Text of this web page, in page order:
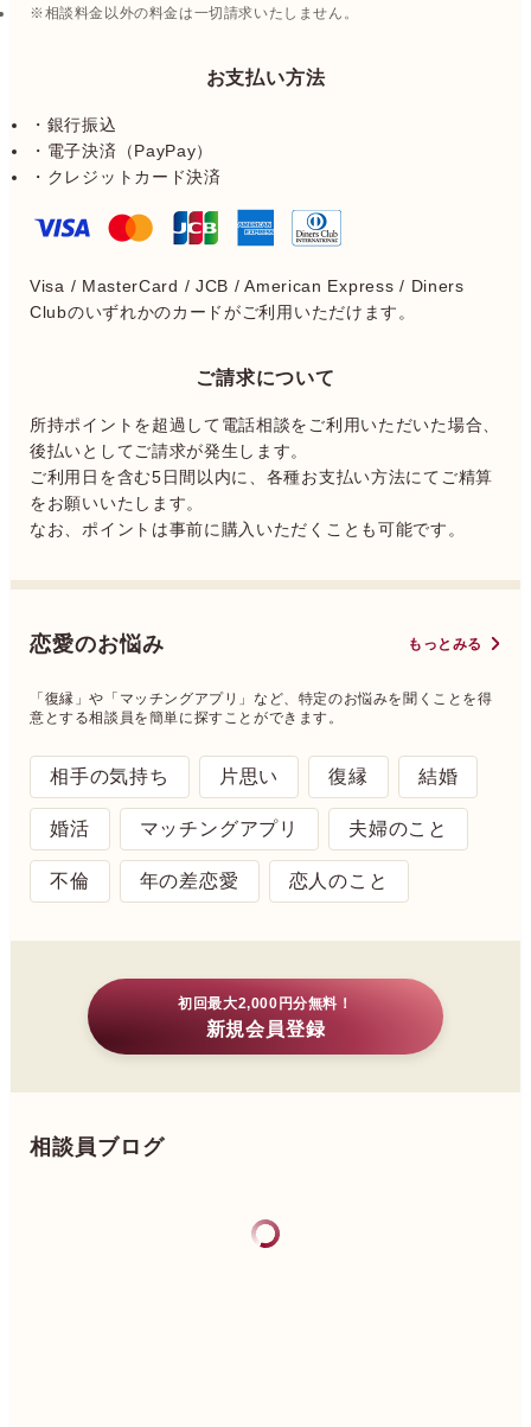
※相談料金以外の料金は一切請求いたしません。
お支払い方法
・銀行振込
・電子決済（PayPay）
・クレジットカード決済
Visa / MasterCard / JCB / American Express / Diners
Clubのいずれかのカードがご利用いただけます。
ご請求について
所持ポイントを超過して電話相談をご利用いただいた場合、
後払いとしてご請求が発生します。
ご利用日を含む5日間以内に、各種お支払い方法にてご精算
をお願いいたします。
なお、ポイントは事前に購入いただくことも可能です。
恋愛のお悩み もっとみる
「復縁」や「マッチングアプリ」など、特定のお悩みを聞くことを得
意とする相談員を簡単に探すことができます。
相手の気持ち 片思い 復縁 結婚
婚活 マッチングアプリ 夫婦のこと
不倫 年の差恋愛 恋人のこと
初回最大2,000円分無料！
新規会員登録
相談員ブログ